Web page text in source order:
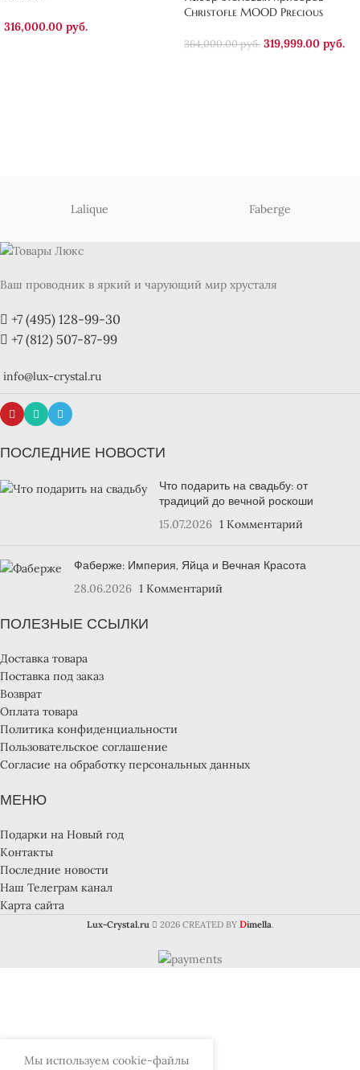
316,000.00 руб.
Christofle MOOD Precious
364,000.00руб. 319,999.00 руб.
Lalique Faberge
Ваш проводник в яркий и чарующий мир хрусталя
+7 (495) 128-99-30
+7 (812) 507-87-99
info@lux-crystal.ru
ПОСЛЕДНИЕ НОВОСТИ
Что подарить на свадьбу: от
традиций до вечной роскоши
15.07.2026 1 Комментарий
Фаберже: Империя, Яйца и Вечная Красота
28.06.2026 1 Комментарий
ПОЛЕЗНЫЕ ССЫЛКИ
Доставка товара
Поставка под заказ
Возврат
Оплата товара
Политика конфиденциальности
Пользовательское соглашение
Согласие на обработку персональных данных
МЕНЮ
Подарки на Новый год
Контакты
Последние новости
Наш Телеграм канал
Карта сайта
Lux-Crystal.ru 2026 CREATED BY Dimella.
Мы используем cookie-файлы